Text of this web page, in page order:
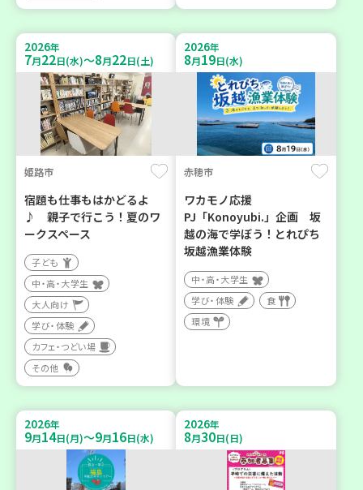
2026年
7月22日(水)～8月22日(土)
姫路市
宿題も仕事もはかどるよ
♪ 親子で行こう！夏のワ
ークスペース
子ども
中・高・大学生
大人向け
学び・体験
カフェ・つどい場
その他
2026年
8月19日(水)
赤穂市
ワカモノ応援
PJ「Konoyubi.」企画 坂
越の海で学ぼう！とれぴち
坂越漁業体験
中・高・大学生
学び・体験
食
環境
2026年
9月14日(月)～9月16日(水)
2026年
8月30日(日)